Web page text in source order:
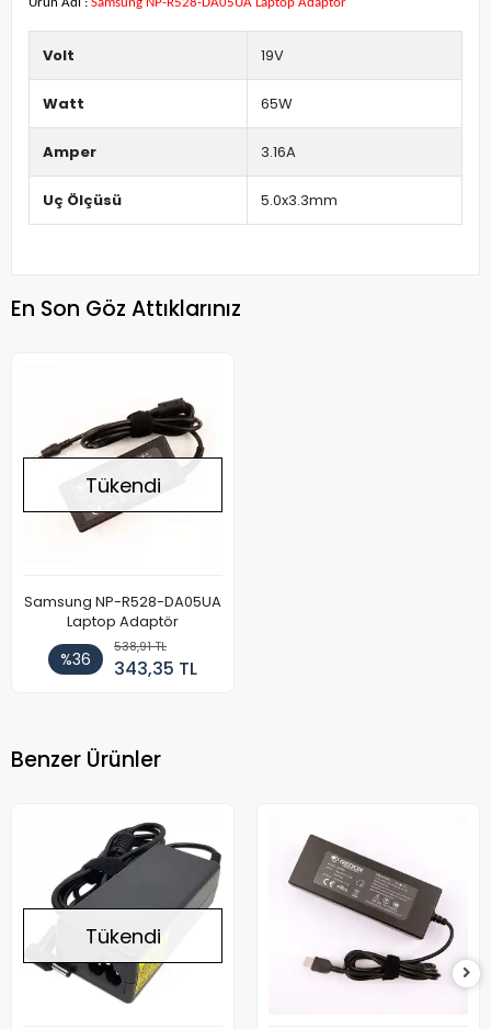
Ürün Adı : Samsung NP-R528-DA05UA Laptop Adaptör
Volt 19V
Watt 65W
Amper 3.16A
Uç Ölçüsü 5.0x3.3mm
En Son Göz Attıklarınız
Tükendi
Samsung NP-R528-DA05UA
Laptop Adaptör
%36
538,91 TL
343,35 TL
Benzer Ürünler
Tükendi